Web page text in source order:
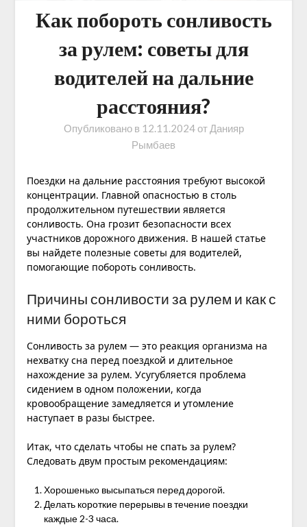
Как побороть сонливость
за рулем: советы для
водителей на дальние
расстояния?
Опубликовано в 12.11.2024от Данияр
Рымбаев
Поездки на дальние расстояния требуют высокой
концентрации. Главной опасностью в столь
продолжительном путешествии является
сонливость. Она грозит безопасности всех
участников дорожного движения. В нашей статье
вы найдете полезные советы для водителей,
помогающие побороть сонливость.
Причины сонливости за рулем и как с
ними бороться
Сонливость за рулем — это реакция организма на
нехватку сна перед поездкой и длительное
нахождение за рулем. Усугубляется проблема
сидением в одном положении, когда
кровообращение замедляется и утомление
наступает в разы быстрее.
Итак, что сделать чтобы не спать за рулем?
Следовать двум простым рекомендациям:
Хорошенько высыпаться перед дорогой.
Делать короткие перерывы в течение поездки
каждые 2-3 часа.